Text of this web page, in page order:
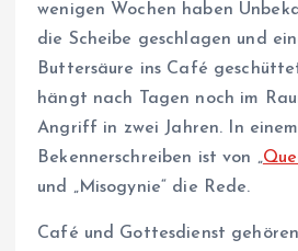
wenigen Wochen haben
die Scheibe geschlagen und
Buttersäure ins Café
hängt nach Tagen noch im
Angriff in zwei Jahren. In
Bekennerschreiben ist von „
und „Misogynie“ die Rede.
Café und Gottesdienst